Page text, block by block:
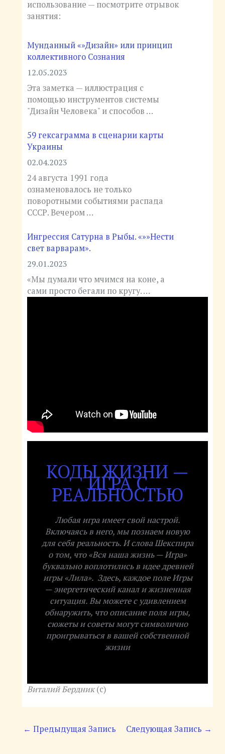
использование — посмотрите отрывок
занятия:
Мунданный «»Дизайн» или принцип
коллективного Сознания
12.05.2023
Эта заметка — иллюстрация с
помощью инструментов системы
"Дизайн Человека" и способов …
59 гексаграмма в сценарии карты
Украины
02.04.2023
24 августа 1991 года
ознаменовалось не только
поворотными событиями распада
СССР. Вечером …
Ингрессия Сатурна в Рыбы. «»»Нести
свет варварам».
29.01.2023
«Мы думали что мчимся на коне, а
сами просто бегали по кругу. …
КОДЫ ЖИЗНИ —
ИГРА С
РЕАЛЬНОСТЬЮ
Любая игра имеет свой настрой.
Включаясь в него, мы познаем новую
для себя реальность. И слова Шекспира
о том, что «Вся наша жизнь — Игра»
буквально воплотились в идее древней
игры «Лила». Здесь, каждое поле Игры
— энергетический канал и жизненная
ситуация. Вы можете с удивлением
обнаружить, что описание поля игры,
сюжеты и советы могут символично
проигрываться в вашей собственной
жизни
Виталий Бердник(с)
← Предыдущая Запись Следующая Запись →